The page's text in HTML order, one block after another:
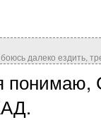
далеко ездить,